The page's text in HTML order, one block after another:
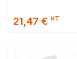
21,47 € HT